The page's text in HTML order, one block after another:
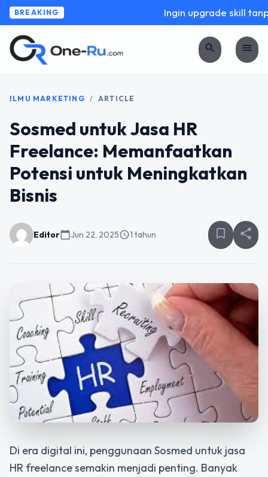
BREAKING Ingin upgrade skill
search menu
ILMU MARKETING / ARTICLE
Sosmed untuk Jasa HR
Freelance: Memanfaatkan
Potensi untuk Meningkatkan
Bisnis
Editorcalendar_today Jun 22, 2025schedule1 tahun bookmark_border share
Di era digital ini, penggunaan Sosmed untuk jasa
HR freelancesemakin menjadi penting. Banyak